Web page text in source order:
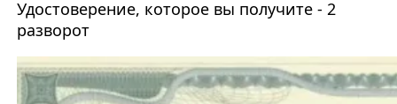
Удостоверение, которое вы получите - 2
разворот